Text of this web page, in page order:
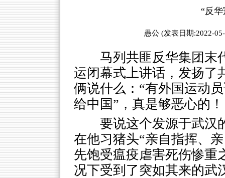
“反
愚公 (发表日期:2022-
马列共匪反华集团末
运闭幕式上讲话，发扬了
俩说什么：“有外国运动
给中国”，真是够恶心的！
要说这个发源于武汉
在他习猪头“亲自指挥、
先饱受瘟疫虐害死伤惨重
况下受到了突如其来的武